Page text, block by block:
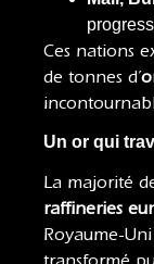
Ces nations
de tonnes d’
Un or qui
La majorité
raffineries
Royaume-